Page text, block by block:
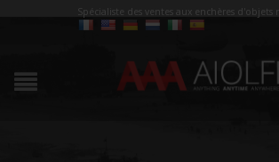
Spécialiste des ventes aux enchères d'objets